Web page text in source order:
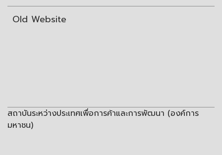
Old Website
สถาบันระหว่างประเทศเพื่อการค้าและการพัฒนา (องค์การ
มหาชน)